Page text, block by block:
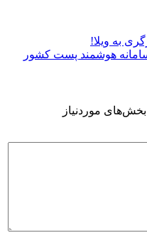
به ویلا!
سامانه هوشمند پست کشور
بخش‌های موردنیاز